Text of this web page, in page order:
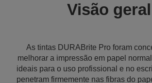
Visão geral
As tintas DURABrite Pro foram
melhorar a impressão em papel
ideais para o uso profissional e no
penetram firmemente nas fibras do